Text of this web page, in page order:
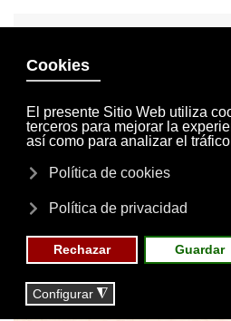
INVITACIONES